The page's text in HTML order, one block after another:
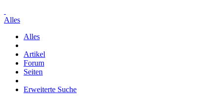
Alles
Alles
Artikel
Forum
Seiten
Erweiterte Suche